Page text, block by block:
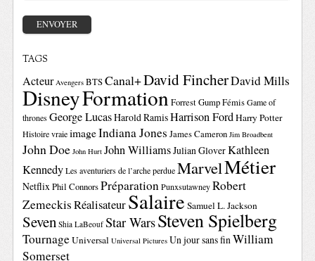
TAGS
Acteur Avengers BTSCanal+David FincherDavid Mills
DisneyFormation Forrest GumpFémis Game of
thrones George LucasHarold RamisHarrison FordHarry Potter
Histoire vraie imageIndiana Jones James Cameron Jim Broadbent
John Doe John Hurt John WilliamsJulian GloverKathleen
Kennedy Les aventuriers de l’arche perdue MarvelMétier
Netflix Phil ConnorsPréparation Punxsutawney Robert
ZemeckisRéalisateurSalaire Samuel L. Jackson
Seven Shia LaBeouf Star WarsSteven Spielberg
TournageUniversal Universal Pictures Un jour sans fin William
Somerset